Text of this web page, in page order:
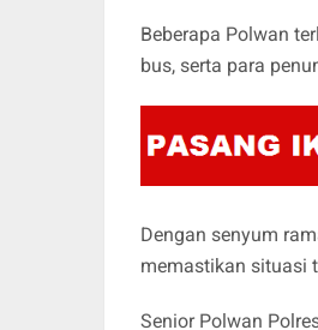
Beberapa Polwan
bus, serta para
Dengan senyum
memastikan situasi
Senior Polwan